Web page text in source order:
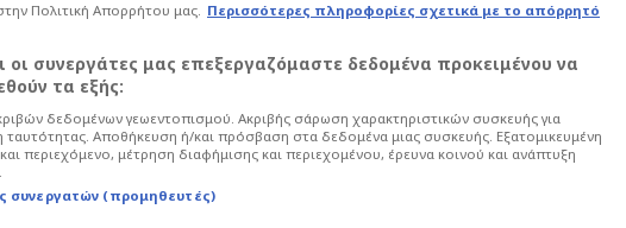
για μια από τις χειρότερες
Πολιτική Απορρήτου μας. Περισσότερες πληροφορίες σχετικά με το απόρρητό
οι συνεργάτες μας επεξεργαζόμαστε δεδομένα προκειμένου να
τα εξής:
δεδομένων γεωεντοπισμού. Ακριβής σάρωση χαρακτηριστικών συσκευής για
ταυτότητας. Αποθήκευση ή/και πρόσβαση στα δεδομένα μιας συσκευής. Εξατομικευμένη
περιεχόμενο, μέτρηση διαφήμισης και περιεχομένου, έρευνα κοινού και ανάπτυξη
συνεργατών (προμηθευτές)